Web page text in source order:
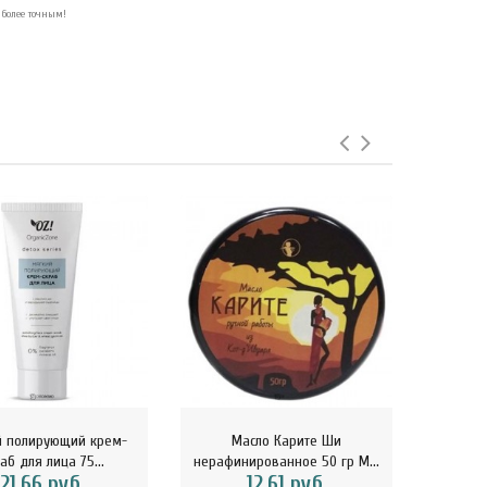
точным!
полирующий крем-
для лица 75...
Масло Карите Ши
нерафинированное 50 гр М...